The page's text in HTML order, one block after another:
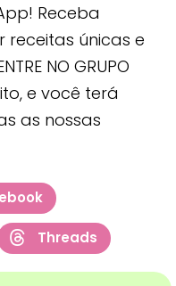
Receba
receitas únicas e
NO GRUPO
e você terá
as nossas
Threads